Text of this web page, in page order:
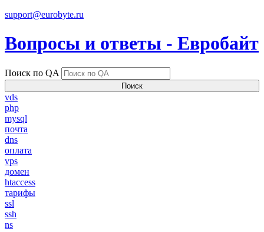
support@eurobyte.ru
Вопросы и ответы - Евробайт
Поиск по QA
Поиск
vds
php
mysql
почта
dns
оплата
vps
домен
htaccess
тарифы
ssl
ssh
ns